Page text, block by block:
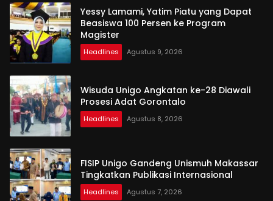
Yessy Lamami, Yatim Piatu yang Dapat
Beasiswa 100 Persen ke Program
Magister
Headlines Agustus 9, 2026
Wisuda Unigo Angkatan ke-28 Diawali
Prosesi Adat Gorontalo
Headlines Agustus 8, 2026
FISIP Unigo Gandeng Unismuh Makassar
Tingkatkan Publikasi Internasional
Headlines Agustus 7, 2026